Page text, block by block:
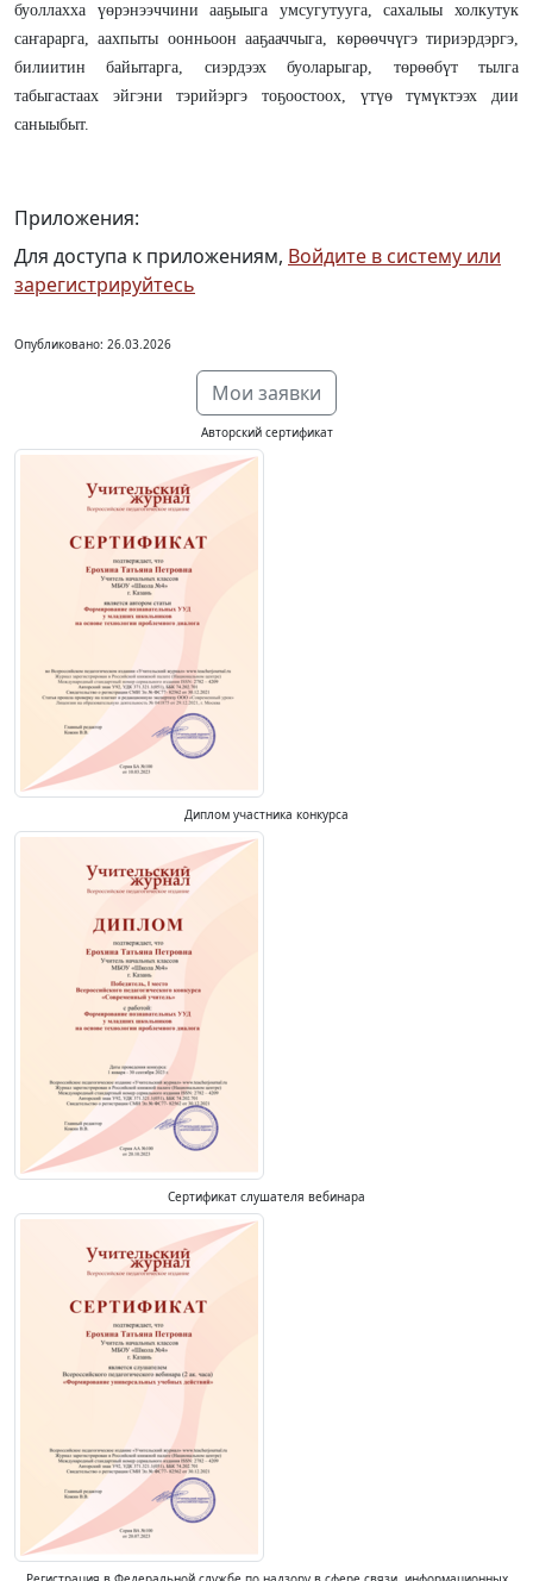
буоллахха үөрэнээччини ааҕыыга умсугутууга, сахалыы холкутук
саҥарарга, аахпыты оонньоон ааҕааччыга, көрөөччүгэ тириэрдэргэ,
билиитин байытарга, сиэрдээх буоларыгар, төрөөбүт тылга
табыгастаах эйгэни тэрийэргэ тоҕоостоох, үтүө түмүктээх дии
саныыбыт.
Приложения:
Для доступа к приложениям, Войдите в систему или
зарегистрируйтесь
Опубликовано: 26.03.2026
Мои заявки
Авторский сертификат
Диплом участника конкурса
Сертификат слушателя вебинара